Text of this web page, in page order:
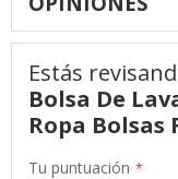
Estás
Bolsa De
Ropa
Tu puntuación